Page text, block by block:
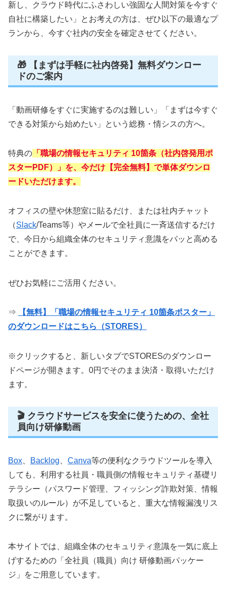
新し、クラウド時代にふさわしい強固な人間対策を今すぐ
自社に構築したい」とお考えの方は、ぜひ以下の最適なプ
ランから、今すぐ社内の安全を確定させてください。
🎁 【まずは手軽に社内啓発】無料ダウンロー
ドのご案内
「動画研修をすぐに実施するのは難しい」「まずは今すぐ
できる対策から始めたい」という総務・情シスの方へ。
特典の 「職場の情報セキュリティ 10箇条（社内啓発用ポ
スターPDF）」を、今だけ【完全無料】で単体ダウンロ
ードいただけます。
オフィスの壁や休憩室に貼るだけ、または社内チャット
（Slack/Teams等）やメールで全社員に一斉送信するだけ
で、今日から組織全体のセキュリティ意識をパッと高める
ことができます。
ぜひお気軽にご活用ください。
⇒
【無料】「職場の情報セキュリティ 10箇条ポスター」
のダウンロードはこちら（STORES）
※クリックすると、新しいタブでSTORESのダウンロー
ドページが開きます。0円でそのまま決済・取得いただけ
ます。
🎬 クラウドサービスを安全に使うための、全社
員向け研修動画
Box Backlog Canva等の便利なクラウドツールを導入
しても、利用する社員・職員側の情報セキュリティ基礎リ
テラシー（パスワード管理、フィッシング詐欺対策、情報
取扱いのルール）が不足していると、重大な情報漏洩リス
クに繋がります。
本サイトでは、組織全体のセキュリティ意識を一気に底上
げするための「全社員（職員）向け 研修動画パッケー
ジ」をご用意しています。